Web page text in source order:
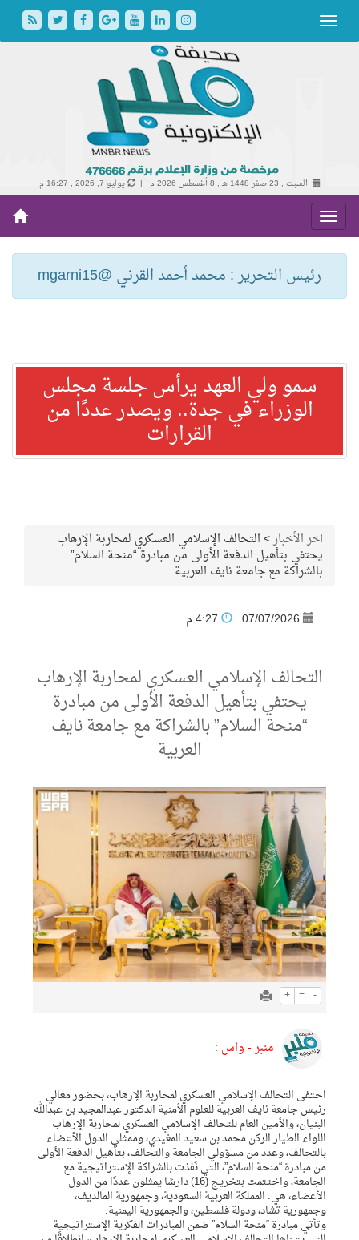
السبت , 23 صفر 1448 هـ , 8 أغسطس 2026 م | يوليو 7, 2026 , 16:27 م
رئيس التحرير : محمد أحمد القرني @mgarni15
سمو ولي العهد يرأس جلسة مجلس
الوزراء في جدة.. ويصدر عددًا من
القرارات
آخر الأخبار>التحالف الإسلامي العسكري لمحاربة الإرهاب
يحتفي بتأهيل الدفعة الأولى من مبادرة “منحة السلام”
بالشراكة مع جامعة نايف العربية
07/07/2026
التحالف الإسلامي العسكري لمحاربة الإرهاب
يحتفي بتأهيل الدفعة الأولى من مبادرة
“منحة السلام” بالشراكة مع جامعة نايف
العربية
+ = -
منبر - واس :
احتفى التحالف الإسلامي العسكري لمحاربة الإرهاب، بحضور معالي
رئيس جامعة نايف العربية للعلوم الأمنية الدكتور عبدالمجيد بن عبدالله
البنيان، والأمين العام للتحالف الإسلامي العسكري لمحاربة الإرهاب
اللواء الطيار الركن محمد بن سعيد المغيدي، وممثلي الدول الأعضاء
بالتحالف، وعدد من مسؤولي الجامعة والتحالف، بتأهيل الدفعة الأولى
من مبادرة “منحة السلام”، التي نُفذت بالشراكة الإستراتيجية مع
الجامعة، واختتمت بتخريج (16) دارسًا يمثلون عددًا من الدول
الأعضاء، هي: المملكة العربية السعودية، وجمهورية المالديف،
وجمهورية تشاد، ودولة فلسطين، والجمهورية اليمنية.
وتأتي مبادرة “منحة السلام” ضمن المبادرات الفكرية الإستراتيجية